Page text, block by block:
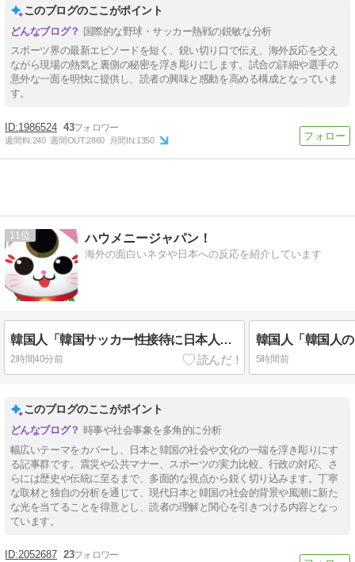
このブログのここがポイント
国際的な野球・サッカー熱戦の鋭敏な分析
スポーツ界の最新エピソードを短く、鋭い切り口で伝え、海外反応を交え
ながら現場の熱気と裏側の秘密を浮き彫りにします。試合の詳細や選手の
意外な一面を明快に提供し、読者の興味と感動を高める構成となっていま
す。
1986524 43
週間IN:240 週間OUT:2860 月間IN:1350
11 ハウメニージャパン！
海外の面白いネタや日本への反応を紹介しています
韓国人「韓国サッカー性接待に日本人審判も接待受けたみたいだよ」
2時間40分前 5時間前
このブログのここがポイント
時事や社会事象を多角的に分析
幅広いテーマをカバーし、日本と韓国の社会や文化の一端を浮き彫りにす
る記事群です。震災や公共マナー、スポーツの実力比較、行政の対応、さ
らには歴史や伝統に至るまで、多面的な視点から鋭く切り込みます。丁寧
な取材と独自の分析を通じて、現代日本と韓国の社会的背景や風潮に新た
な光を当てることを得意とし、読者の理解と関心を引きつける内容となっ
ています。
2052687 23